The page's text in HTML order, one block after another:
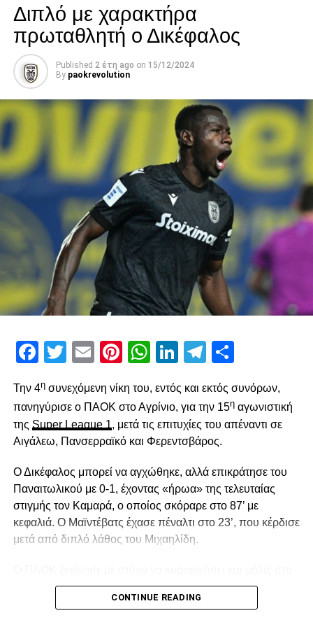
Διπλό με χαρακτήρα
πρωταθλητή ο Δικέφαλος
Published 2 έτη ago on 15/12/2024
By paokrevolution
Facebook
Twitter
EmailPinterest
WhatsApp
LinkedIn
Telegram
Την 4ησυνεχόμενη νίκη του, εντός και εκτός συνόρων,
πανηγύρισε ο ΠΑΟΚ στο Αγρίνιο, για την 15ηαγωνιστική
της Super League 1, μετά τις επιτυχίες του απέναντι σε
Αιγάλεω, Πανσερραϊκό και Φερεντσβάρος.
Ο Δικέφαλος μπορεί να αγχώθηκε, αλλά επικράτησε του
Παναιτωλικού με 0-1, έχοντας «ήρωα» της τελευταίας
στιγμής τον Καμαρά, ο οποίος σκόραρε στο 87’ με
κεφαλιά. Ο Μαϊντέβατς έχασε πέναλτι στο 23’, που κέρδισε
μετά από διπλό λάθος του Μιχαηλίδη.
2′ έχασε την πρώτη του ευκαιρία. Ο Σορετίρε βρέθηκε σε
θέση βολής πλάγια μέσα στην περιοχή, πλάσαρε, αλλά
CONTINUE READING